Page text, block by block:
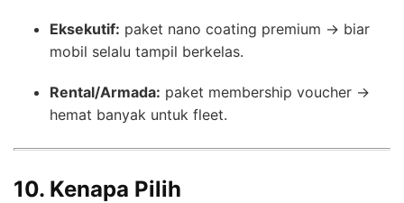
Eksekutif: paket nano coating premium → biar
mobil selalu tampil berkelas.
Rental/Armada: paket membership voucher →
hemat banyak untuk fleet.
10. Kenapa Pilih